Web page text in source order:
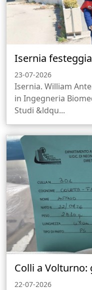
Isernia
23-07-2026
Isernia. William
in Ingegneria
Studi &ldqu...
Colli a Volturno:
22-07-2026